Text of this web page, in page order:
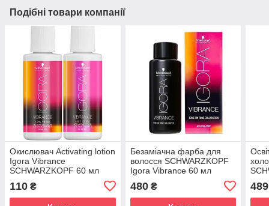
Подібні товари компанії
Окислювач Activating lotion
Igora Vibrance
SCHWARZKOPF 60 мл
110 ₴
Безаміачна фарба для
волосся SCHWARZKOPF
Igora Vibrance 60 мл
480₴ 489